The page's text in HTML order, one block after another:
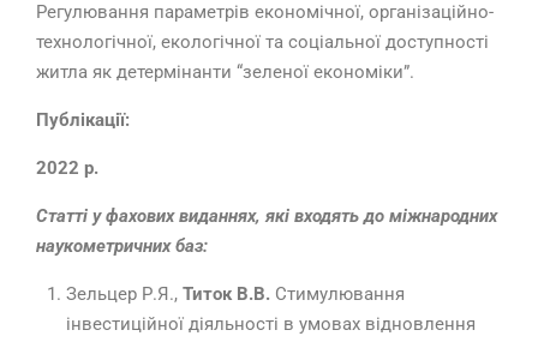
Регулювання параметрів економічної, організаційно-
технологічної, екологічної та соціальної доступності
житла як детермінанти “зеленої економіки”.
Публікації:
2022 р.
Статті у фахових виданнях, які входять до міжнародних
наукометричних баз:
Зельцер Р.Я., Титок В.В. Стимулювання
інвестиційної діяльності в умовах відновлення